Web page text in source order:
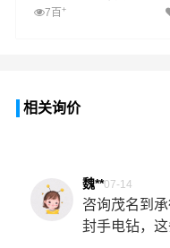
7百 +
相关询价
魏**07-14
咨询茂名到
封手电钻，